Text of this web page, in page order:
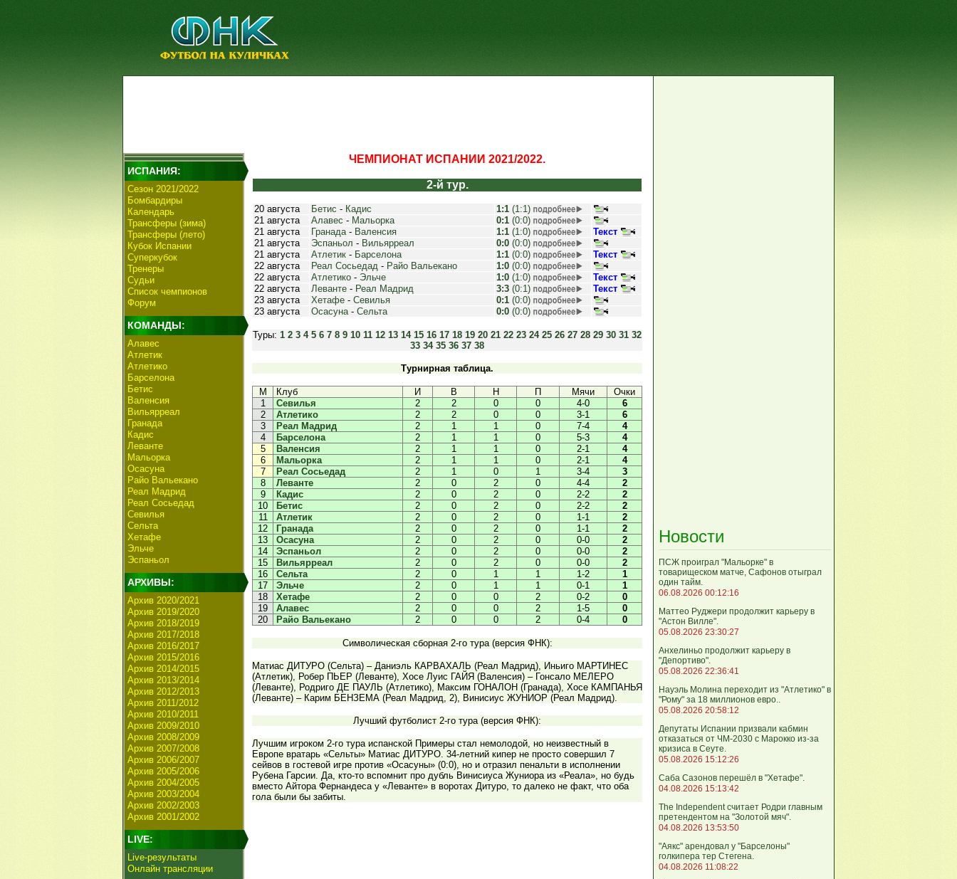
ИСПАНИЯ:
Сезон 2021/2022
Бомбардиры
Календарь
Трансферы (зима)
Трансферы (лето)
Кубок Испании
Суперкубок
Тренеры
Судьи
Список чемпионов
Форум
КОМАНДЫ:
Алавес
Атлетик
Атлетико
Барселона
Бетис
Валенсия
Вильярреал
Гранада
Кадис
Леванте
Мальорка
Осасуна
Райо Вальекано
Реал Мадрид
Реал Сосьедад
Севилья
Сельта
Хетафе
Эльче
Эспаньол
АРХИВЫ:
Архив 2020/2021
Архив 2019/2020
Архив 2018/2019
Архив 2017/2018
Архив 2016/2017
Архив 2015/2016
Архив 2014/2015
Архив 2013/2014
Архив 2012/2013
Архив 2011/2012
Архив 2010/2011
Архив 2009/2010
Архив 2008/2009
Архив 2007/2008
Архив 2006/2007
Архив 2005/2006
Архив 2004/2005
Архив 2003/2004
Архив 2002/2003
Архив 2001/2002
LIVE:
Live-результаты
Онлайн трансляции
ЧЕМПИОНАТ ИСПАНИИ 2021/2022.
2-й тур.
20 августа Бетис - Кадис 1:1 (1:1)
21 августа
Алавес - Мальорка 0:1 (0:0)
21 августа
Гранада- Валенсия 1:1 (1:0)
Текст
21 августа
Эспаньол - Вильярреал 0:0 (0:0)
21 августа
Атлетик - Барселона 1:1 (0:0)
Текст
22 августа
Реал Сосьедад - Райо Вальекано 1:0 (0:0)
22 августа
Атлетико - Эльче 1:0 (1:0)
Текст
22 августа
Леванте - Реал Мадрид 3:3 (0:1)
Текст
23 августа
Хетафе - Севилья 0:1 (0:0)
23 августа
Осасуна- Сельта 0:0 (0:0)
Туры: 1 2 3 4 5 6 7 8 9 10 11 12 13 14 15 16 17 18 19 20 21 22 23 24 25 26 27 28 29 30 31 32
33 34 35 36 37 38
Турнирная таблица.
М Клуб И В Н П Мячи
Очки
1
Севилья 2 2 0 0 4-0
6
2
Атлетико 2 2 0 0 3-1
6
3
Реал Мадрид 2 1 1 0 7-4
4
4
Барселона 2 1 1 0 5-3
4
5
Валенсия 2 1 1 0 2-1
4
6
Мальорка 2 1 1 0 2-1
4
7
Реал Сосьедад 2 1 0 1 3-4
3
8
Леванте 2 0 2 0 4-4
2
9
Кадис 2 0 2 0 2-2
2
10
Бетис 2 0 2 0 2-2
2
11
Атлетик 2 0 2 0 1-1
2
12
Гранада 2 0 2 0 1-1
2
13
Осасуна 2 0 2 0 0-0
2
14
Эспаньол 2 0 2 0 0-0
2
15
Вильярреал 2 0 2 0 0-0
2
16
Сельта 2 0 1 1 1-2
1
17
Эльче 2 0 1 1 0-1
1
18
Хетафе 2 0 0 2 0-2
0
19
Алавес 2 0 0 2 1-5
0
20
Райо Вальекано 2 0 0 2 0-4 0
Символическая сборная 2-го тура (версия ФНК):
Матиас ДИТУРО (Сельта) – Даниэль КАРВАХАЛЬ (Реал Мадрид), Иньиго МАРТИНЕС
(Атлетик), Робер ПЬЕР (Леванте), Хосе Луис ГАЙЯ (Валенсия) – Гонсало МЕЛЕРО
(Леванте), Родриго ДЕ ПАУЛЬ (Атлетико), Максим ГОНАЛОН (Гранада), Хосе КАМПАНЬЯ
(Леванте) – Карим БЕНЗЕМА (Реал Мадрид, 2), Винисиус ЖУНИОР (Реал Мадрид).
Лучший футболист 2-го тура (версия ФНК):
Лучшим игроком 2-го тура испанской Примеры стал немолодой, но неизвестный в
Европе вратарь «Сельты» Матиас ДИТУРО. 34-летний кипер не просто совершил 7
сейвов в гостевой игре против «Осасуны» (0:0), но и отразил пенальти в исполнении
Рубена Гарсии. Да, кто-то вспомнит про дубль Винисиуса Жуниора из «Реала», но будь
вместо Айтора Фернандеса у «Леванте» в воротах Дитуро, то далеко не факт, что оба
гола были бы забиты.
Новости
ПСЖ проиграл "Мальорке" в
товарищеском матче, Сафонов отыграл
один тайм.
06.08.2026 00:12:16
Маттео Руджери продолжит карьеру в
"Астон Вилле".
05.08.2026 23:30:27
Анхелиньо продолжит карьеру в
"Депортиво".
05.08.2026 22:36:41
Науэль Молина переходит из "Атлетико" в
"Рому" за 18 миллионов евро..
05.08.2026 20:58:12
Депутаты Испании призвали кабмин
отказаться от ЧМ-2030 с Марокко из-за
кризиса в Сеуте.
05.08.2026 15:12:26
Саба Сазонов перешёл в "Хетафе".
04.08.2026 15:13:42
The Independent считает Родри главным
претендентом на "Золотой мяч".
04.08.2026 13:53:50
"Аякс" арендовал у "Барселоны"
голкипера тер Стегена.
04.08.2026 11:08:22